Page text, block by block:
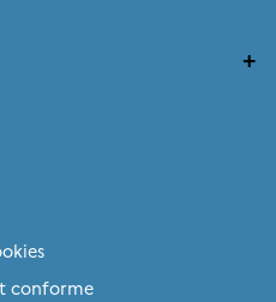
conforme